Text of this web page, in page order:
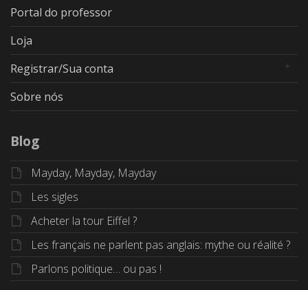
Portal do professor
Loja
Registrar/Sua conta
Sobre nós
Blog
Mayday, Mayday, Mayday
Les sigles
Acheter la tour Eiffel ?
Les français ne parlent pas anglais: mythe ou réalité ?
Parlons politique… ou pas !